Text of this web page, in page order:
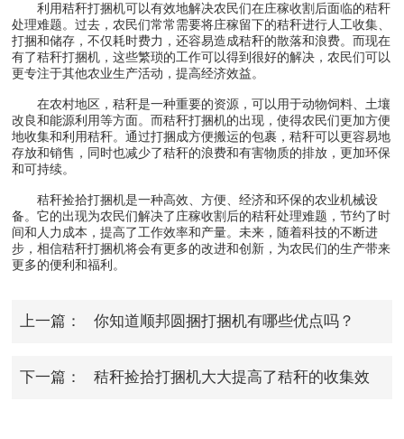
利用秸秆打捆机可以有效地解决农民们在庄稼收割后面临的秸秆
处理难题。过去，农民们常常需要将庄稼留下的秸秆进行人工收集、
打捆和储存，不仅耗时费力，还容易造成秸秆的散落和浪费。而现在
有了秸秆打捆机，这些繁琐的工作可以得到很好的解决，农民们可以
更专注于其他农业生产活动，提高经济效益。
在农村地区，秸秆是一种重要的资源，可以用于动物饲料、土壤
改良和能源利用等方面。而秸秆打捆机的出现，使得农民们更加方便
地收集和利用秸秆。通过打捆成方便搬运的包裹，秸秆可以更容易地
存放和销售，同时也减少了秸秆的浪费和有害物质的排放，更加环保
和可持续。
秸秆捡拾打捆机是一种高效、方便、经济和环保的农业机械设
备。它的出现为农民们解决了庄稼收割后的秸秆处理难题，节约了时
间和人力成本，提高了工作效率和产量。未来，随着科技的不断进
步，相信秸秆打捆机将会有更多的改进和创新，为农民们的生产带来
更多的便利和福利。
上一篇： 你知道顺邦圆捆打捆机有哪些优点吗？
下一篇： 秸秆捡拾打捆机大大提高了秸秆的收集效